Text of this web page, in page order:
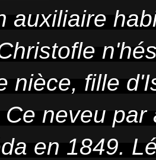
auxiliaire
nièce, fille
neveu
en 1849.